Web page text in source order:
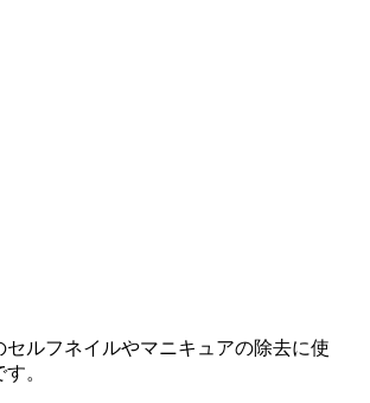
セルフネイルやマニキュアの除去に使
。